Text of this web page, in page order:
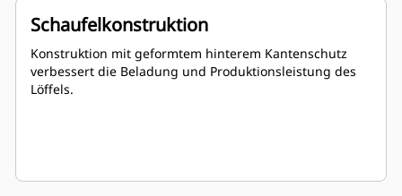
Schaufelkonstruktion
Konstruktion mit geformtem hinterem Kantenschutz
verbessert die Beladung und Produktionsleistung des
Löffels.